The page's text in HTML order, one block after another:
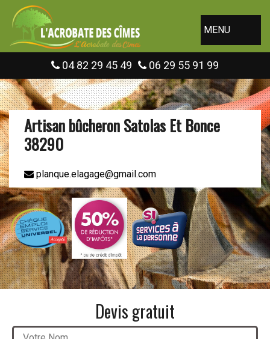
MENU
04 82 29 45 49 06 29 55 91 99
Artisan bûcheron Satolas Et Bonce
38290
planque.elagage@gmail.com
Devis gratuit